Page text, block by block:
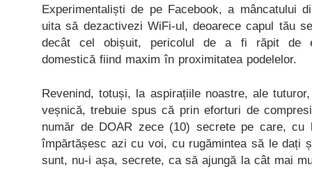
Experimentaliști de pe Facebook, a mâncatului
uita să dezactivezi WiFi-ul, deoarece capul tău
decât cel obișuit, pericolul de a fi răpit de
domestică fiind maxim în proximitatea podelelor.
Revenind, totuși, la aspirațiile noastre, ale
veșnică, trebuie spus că prin eforturi de
număr de DOAR zece (10) secrete pe care, cu
împărtășesc azi cu voi, cu rugămintea să le dați
sunt, nu-i așa, secrete, ca să ajungă la cât mai